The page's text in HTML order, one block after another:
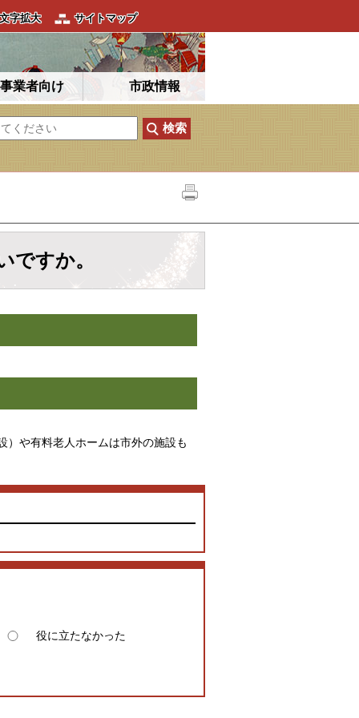
文字拡大 サイトマップ
事業者向け 市政情報
ですか。
）や有料老人ホームは市外の施設も
役に立たなかった